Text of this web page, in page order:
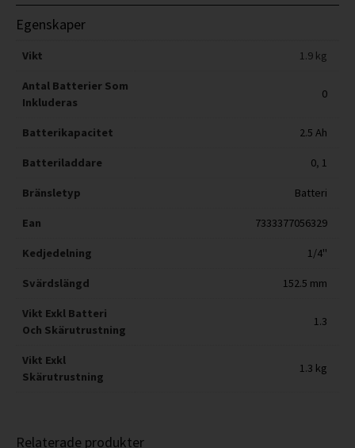
Egenskaper
Vikt 1.9 kg
Antal Batterier Som
Inkluderas
0
Batterikapacitet 2.5 Ah
Batteriladdare 0, 1
Bränsletyp Batteri
Ean 7333377056329
Kedjedelning 1/4"
Svärdslängd 152.5 mm
Vikt Exkl Batteri
Och Skärutrustning
1.3
Vikt Exkl
Skärutrustning
1.3 kg
Relaterade produkter